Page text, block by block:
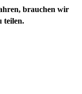
brauchen wir
teilen.